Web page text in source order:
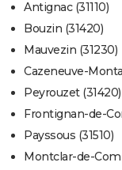
Antignac (31110)
Bouzin (31420)
Mauvezin (31230)
Cazeneuve-
Peyrouzet (31420)
Frontignan-de-
Payssous (31510)
Montclar-de-